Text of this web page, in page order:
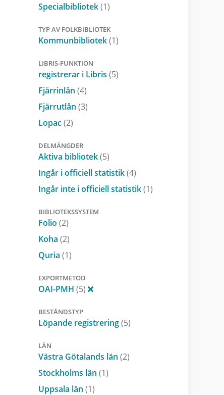
Specialbibliotek(1)
TYP AV FOLKBIBLIOTEK
Kommunbibliotek(1)
LIBRIS-FUNKTION
registrerar i Libris (5)
Fjärrinlån (4)
Fjärrutlån (3)
Lopac(2)
DELMÄNGDER
Aktiva bibliotek(5)
Ingår i officiell statistik(4)
Ingår inte i officiell statistik(1)
BIBLIOTEKSSYSTEM
Folio (2)
Koha (2)
Quria (1)
EXPORTMETOD
OAI-PMH (5)
BESTÅNDSTYP
Löpande registrering(5)
LÄN
Västra Götalands län (2)
Stockholms län (1)
Uppsala län (1)